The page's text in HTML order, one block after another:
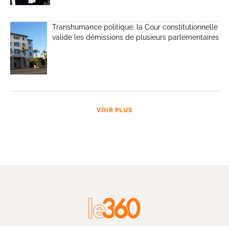
Transhumance politique: la Cour constitutionnelle
valide les démissions de plusieurs parlementaires
VOIR PLUS